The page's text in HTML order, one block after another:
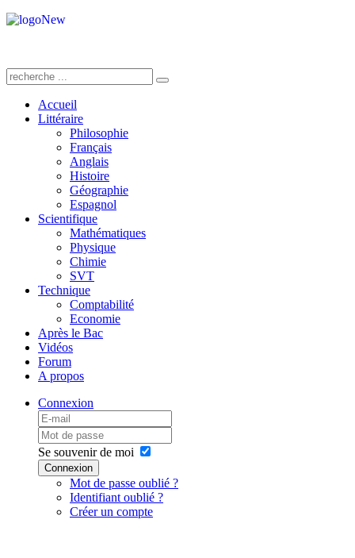
Accueil
Littéraire
Philosophie
Français
Anglais
Histoire
Géographie
Espagnol
Scientifique
Mathématiques
Physique
Chimie
SVT
Technique
Comptabilité
Economie
Après le Bac
Vidéos
Forum
A propos
Connexion
Se souvenir de moi
Connexion
Mot de passe oublié ?
Identifiant oublié ?
Créer un compte